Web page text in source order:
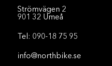
Strömvägen 2
901 32 Umeå
Tel: 090-18 75 95
info@northbike.se